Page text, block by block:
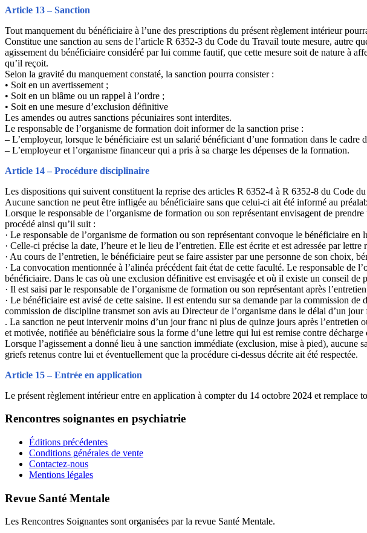
Article 13 – Sanction
Tout manquement du bénéficiaire à l’une des prescriptions du présent règlement intérieur
Constitue une sanction au sens de l’article R 6352-3 du Code du Travail toute mesure, autre
agissement du bénéficiaire considéré par lui comme fautif, que cette mesure soit de nature à
qu’il reçoit.
Selon la gravité du manquement constaté, la sanction pourra consister :
• Soit en un avertissement ;
• Soit en un blâme ou un rappel à l’ordre ;
• Soit en une mesure d’exclusion définitive
Les amendes ou autres sanctions pécuniaires sont interdites.
Le responsable de l’organisme de formation doit informer de la sanction prise :
– L’employeur, lorsque le bénéficiaire est un salarié bénéficiant d’une formation dans le cadre
– L’employeur et l’organisme financeur qui a pris à sa charge les dépenses de la formation.
Article 14 – Procédure disciplinaire
Les dispositions qui suivent constituent la reprise des articles R 6352-4 à R 6352-8 du Code
Aucune sanction ne peut être infligée au bénéficiaire sans que celui-ci ait été informé au
Lorsque le responsable de l’organisme de formation ou son représentant envisagent de
procédé ainsi qu’il suit :
· Le responsable de l’organisme de formation ou son représentant convoque le bénéficiaire
· Celle-ci précise la date, l’heure et le lieu de l’entretien. Elle est écrite et est adressée par
· Au cours de l’entretien, le bénéficiaire peut se faire assister par une personne de son choix,
· La convocation mentionnée à l’alinéa précédent fait état de cette faculté. Le responsable
bénéficiaire. Dans le cas où une exclusion définitive est envisagée et où il existe un conseil
· Il est saisi par le responsable de l’organisme de formation ou son représentant après
· Le bénéficiaire est avisé de cette saisine. Il est entendu sur sa demande par la commission
commission de discipline transmet son avis au Directeur de l’organisme dans le délai d’un jour
. La sanction ne peut intervenir moins d’un jour franc ni plus de quinze jours après l’entretien
et motivée, notifiée au bénéficiaire sous la forme d’une lettre qui lui est remise contre décharge
Lorsque l’agissement a donné lieu à une sanction immédiate (exclusion, mise à pied),
griefs retenus contre lui et éventuellement que la procédure ci-dessus décrite ait été respectée.
Article 15 – Entrée en application
Le présent règlement intérieur entre en application à compter du 14 octobre 2024 et remplace
Rencontres soignantes en psychiatrie
Éditions précédentes
Conditions générales de vente
Contactez-nous
Mentions légales
Revue Santé Mentale
Les Rencontres Soignantes sont organisées par la revue Santé Mentale.